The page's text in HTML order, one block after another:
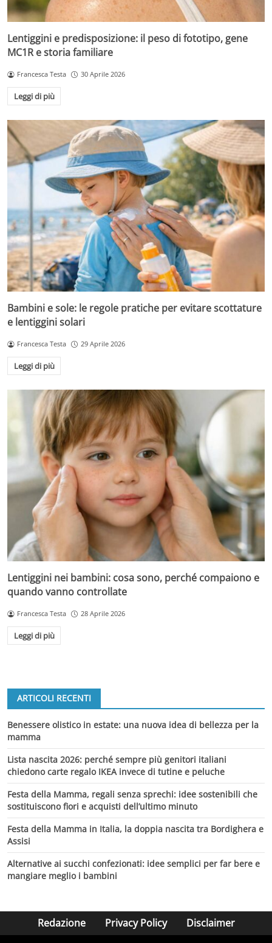
Lentiggini e predisposizione: il peso di fototipo, gene
MC1R e storia familiare
Francesca Testa 30 Aprile 2026
Leggi di più
Bambini e sole: le regole pratiche per evitare scottature
e lentiggini solari
Francesca Testa 29 Aprile 2026
Leggi di più
Lentiggini nei bambini: cosa sono, perché compaiono e
quando vanno controllate
Francesca Testa 28 Aprile 2026
Leggi di più
ARTICOLI RECENTI
Benessere olistico in estate: una nuova idea di bellezza per la
mamma
Lista nascita 2026: perché sempre più genitori italiani
chiedono carte regalo IKEA invece di tutine e peluche
Festa della Mamma, regali senza sprechi: idee sostenibili che
sostituiscono fiori e acquisti dell’ultimo minuto
Festa della Mamma in Italia, la doppia nascita tra Bordighera e
Assisi
Alternative ai succhi confezionati: idee semplici per far bere e
mangiare meglio i bambini
Redazione Privacy Policy Disclaimer